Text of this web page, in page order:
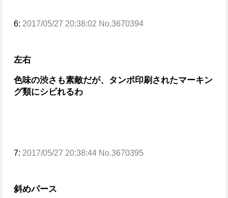
6: 2017/05/27 20:38:02 No.3670394
左右
色味の渋さも素敵だが、タンポ印刷されたマーキン
グ類にシビれるわ
7: 2017/05/27 20:38:44 No.3670395
斜めパース